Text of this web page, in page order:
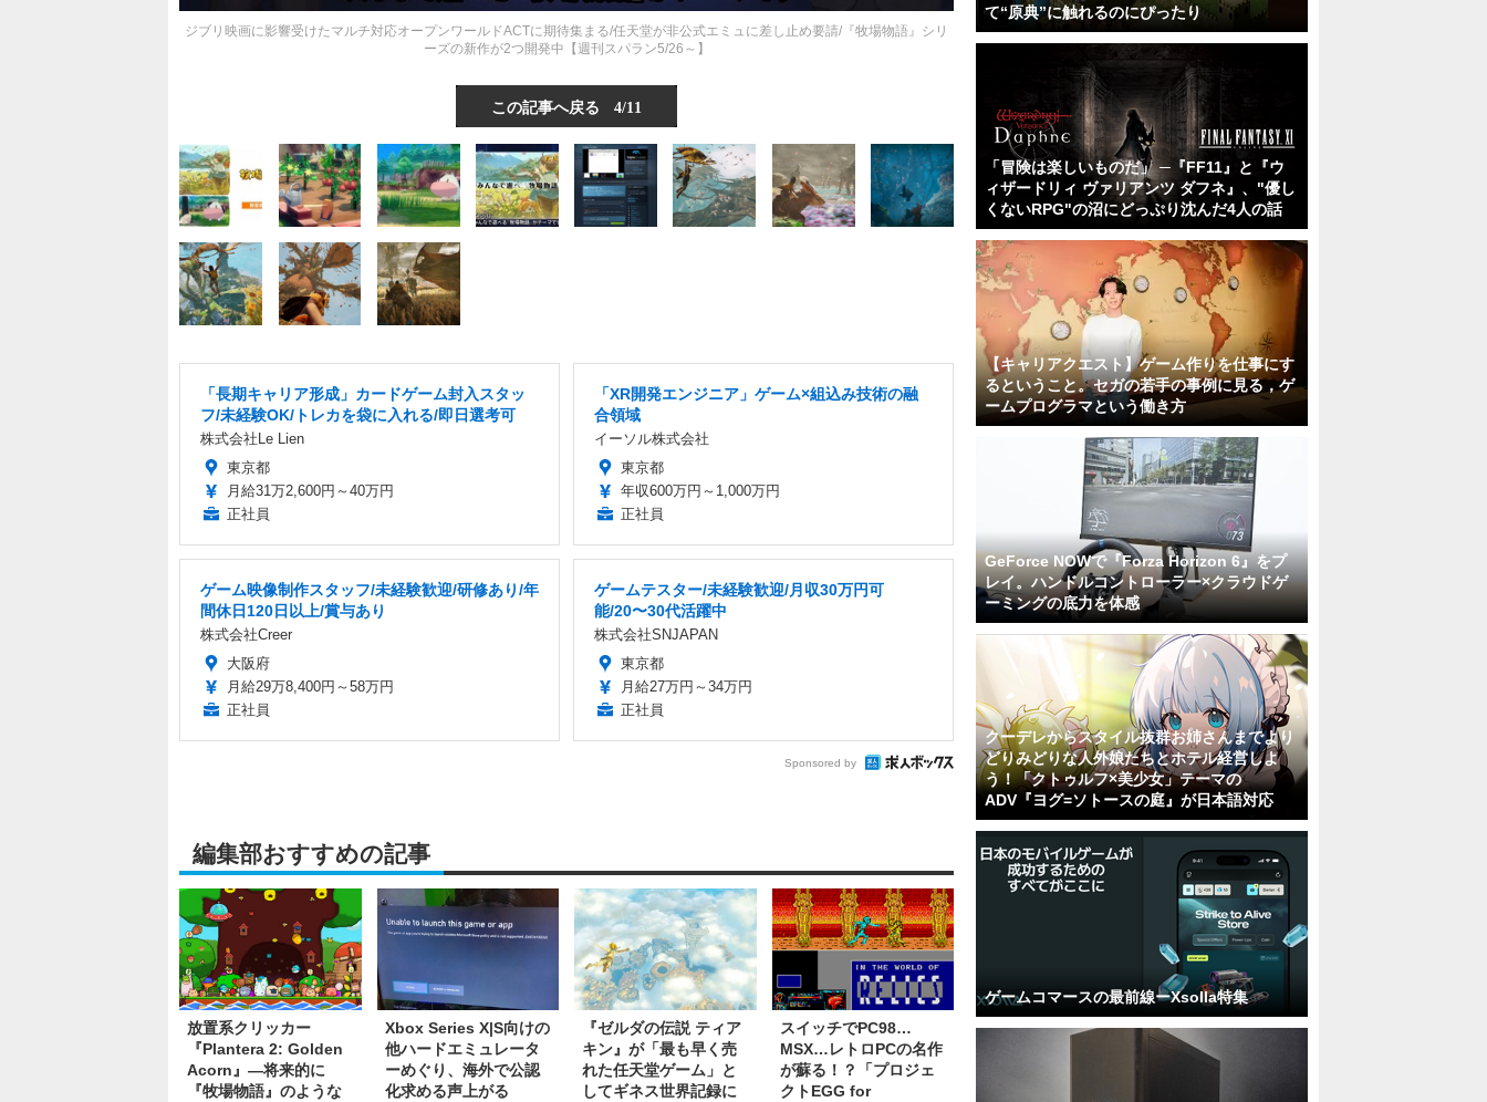
ジブリ映画に影響受けたマルチ対応オープンワールドACTに期待集まる/任天堂が非公式エミュに差し止め要請/『牧場物語』シリ
ーズの新作が2つ開発中【週刊スパラン5/26～】
この記事へ戻る 4/11
「長期キャリア形成」カードゲーム封入スタッ
フ/未経験OK/トレカを袋に入れる/即日選考可
株式会社Le Lien
東京都
月給31万2,600円～40万円
正社員
「XR開発エンジニア」ゲーム×組込み技術の融
合領域
イーソル株式会社
東京都
年収600万円～1,000万円
正社員
ゲーム映像制作スタッフ/未経験歓迎/研修あり/年
間休日120日以上/賞与あり
株式会社Creer
大阪府
月給29万8,400円～58万円
正社員
ゲームテスター/未経験歓迎/月収30万円可
能/20〜30代活躍中
株式会社SNJAPAN
東京都
月給27万円～34万円
正社員
Sponsored by
編集部おすすめの記事
放置系クリッカー
『Plantera 2: Golden
Acorn』―将来的に
『牧場物語』のような
Xbox Series X|S向けの
他ハードエミュレータ
ーめぐり、海外で公認
化求める声上がる
『ゼルダの伝説 ティア
キン』が「最も早く売
れた任天堂ゲーム」と
してギネス世界記録に
スイッチでPC98…
MSX…レトロPCの名作
が蘇る！？「プロジェ
クトEGG for
て“原典”に触れるのにぴったり
「冒険は楽しいものだ」 ─『FF11』と『ウ
ィザードリィ ヴァリアンツ ダフネ』、"優し
くないRPG"の沼にどっぷり沈んだ4人の話
【キャリアクエスト】ゲーム作りを仕事にす
るということ。セガの若手の事例に見る，ゲ
ームプログラマという働き方
GeForce NOWで『Forza Horizon 6』をプ
レイ。ハンドルコントローラー×クラウドゲ
ーミングの底力を体感
クーデレからスタイル抜群お姉さんまでより
どりみどりな人外娘たちとホテル経営しよ
う！「クトゥルフ×美少女」テーマの
ADV『ヨグ=ソトースの庭』が日本語対応
ゲームコマースの最前線ーXsolla特集